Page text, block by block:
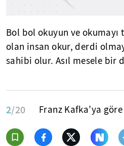
Bol bol okuyun ve
olan insan okur, derdi
sahibi olur. Asıl mesele bir
2/20 Franz Kafka’ya